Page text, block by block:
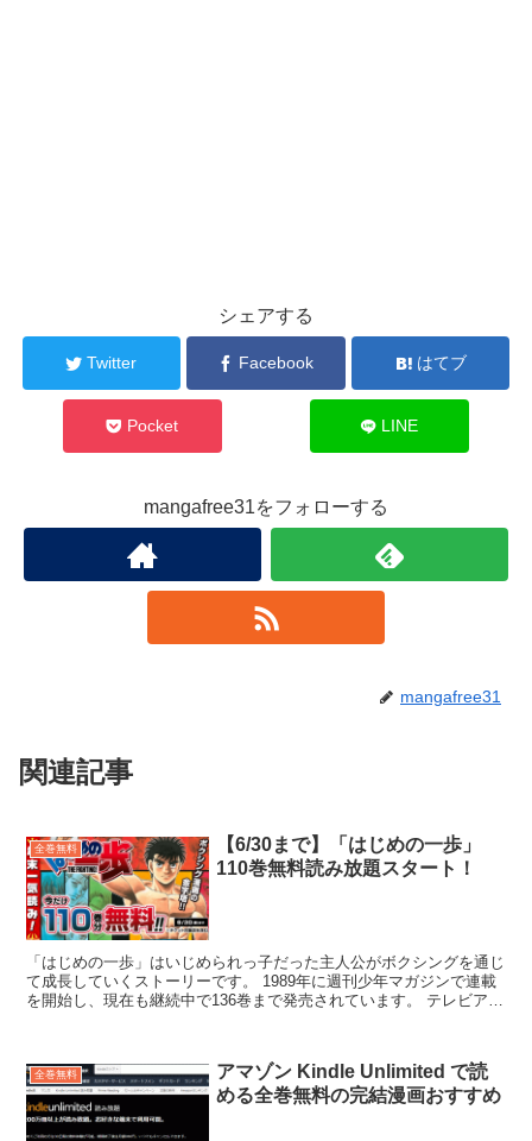
シェアする
Twitter Facebook はてブ
Pocket LINE
mangafree31をフォローする
mangafree31
関連記事
全巻無料
【6/30まで】「はじめの一歩」
110巻無料読み放題スタート！
「はじめの一歩」はいじめられっ子だった主人公がボクシングを通じ
て成長していくストーリーです。 1989年に週刊少年マガジンで連載
を開始し、現在も継続中で136巻まで発売されています。 テレビアニ
全巻無料
アマゾン Kindle Unlimited で読
める全巻無料の完結漫画おすすめ